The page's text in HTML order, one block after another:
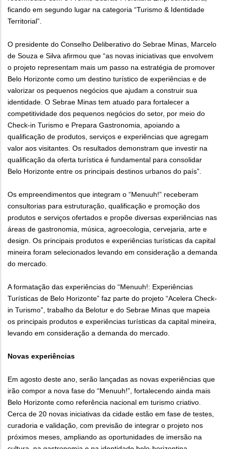
ficando em segundo lugar na categoria “Turismo & Identidade
Territorial”.
O presidente do Conselho Deliberativo do Sebrae Minas, Marcelo
de Souza e Silva afirmou que “as novas iniciativas que envolvem
o projeto representam mais um passo na estratégia de promover
Belo Horizonte como um destino turístico de experiências e de
valorizar os pequenos negócios que ajudam a construir sua
identidade. O Sebrae Minas tem atuado para fortalecer a
competitividade dos pequenos negócios do setor, por meio do
Check-in Turismo e Prepara Gastronomia, apoiando a
qualificação de produtos, serviços e experiências que agregam
valor aos visitantes. Os resultados demonstram que investir na
qualificação da oferta turística é fundamental para consolidar
Belo Horizonte entre os principais destinos urbanos do país”.
Os empreendimentos que integram o “Menuuh!” receberam
consultorias para estruturação, qualificação e promoção dos
produtos e serviços ofertados e propõe diversas experiências nas
áreas de gastronomia, música, agroecologia, cervejaria, arte e
design. Os principais produtos e experiências turísticas da capital
mineira foram selecionados levando em consideração a demanda
do mercado.
A formatação das experiências do “Menuuh!: Experiências
Turísticas de Belo Horizonte” faz parte do projeto “Acelera Check-
in Turismo”, trabalho da Belotur e do Sebrae Minas que mapeia
os principais produtos e experiências turísticas da capital mineira,
levando em consideração a demanda do mercado.
Novas experiências
Em agosto deste ano, serão lançadas as novas experiências que
irão compor a nova fase do “Menuuh!”, fortalecendo ainda mais
Belo Horizonte como referência nacional em turismo criativo.
Cerca de 20 novas iniciativas da cidade estão em fase de testes,
curadoria e validação, com previsão de integrar o projeto nos
próximos meses, ampliando as oportunidades de imersão na